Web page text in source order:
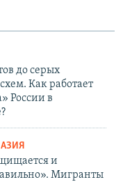
до серых
Как работает
России в
и
Мигранты